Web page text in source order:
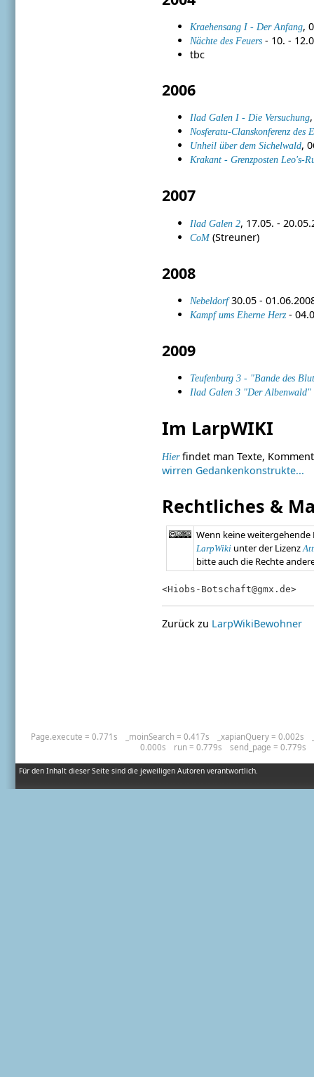
Kraehensang I - Der Anfang,
Nächte des Feuers- 10. -
tbc
2006
Ilad Galen I - Die Versuchung
Nosferatu-Clanskonferenz des
Unheil über dem Sichelwald,
Krakant - Grenzposten Leo's-
2007
Ilad Galen 2, 17.05. -
CoM(Streuner)
2008
Nebeldorf30.05 -
Kampf ums Eherne Herz-
2009
Teufenburg 3 - "Bande des
Ilad Galen 3 "Der Albenwald"
Im LarpWIKI
Hierfindet man Texte,
wirren Gedankenkonstrukte...
Rechtliches &
Wenn keine
LarpWiki unter der Lizenz
bitte auch die Rechte
<Hiobs-Botschaft@gmx.de>
Zurück zu LarpWikiBewohner
Für den Inhalt dieser Seite sind die jeweiligen Autoren verantwortlich.
Page.execute = 0.771s _moinSearch = 0.417s _xapianQuery = 0.002s
0.000s
run = 0.779s send_page = 0.779s